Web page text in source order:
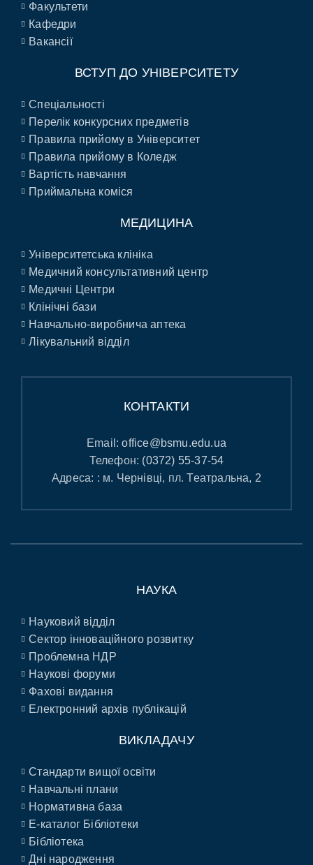
Факультети
Кафедри
Вакансії
ВСТУП ДО УНІВЕРСИТЕТУ
Спеціальності
Перелік конкурсних предметів
Правила прийому в Університет
Правила прийому в Коледж
Вартість навчання
Приймальна коміся
МЕДИЦИНА
Університетська клініка
Медичний консультативний центр
Медичні Центри
Клінічні бази
Навчально-виробнича аптека
Лікувальний відділ
КОНТАКТИ
Email:office@bsmu.edu.ua
Телефон: (0372) 55-37-54
Адреса: : м. Чернівці, пл. Театральна, 2
НАУКА
Науковий відділ
Сектор інноваційного розвитку
Проблемна НДР
Наукові форуми
Фахові видання
Електронний архів публікацій
ВИКЛАДАЧУ
Стандарти вищої освіти
Навчальні плани
Нормативна база
E-каталог Бібліотеки
Бібліотека
Дні народження